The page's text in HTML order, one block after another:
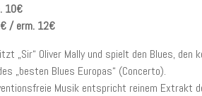
10€
/ erm. 12€
„Sir“ Oliver Mally und spielt den Blues,
„besten Blues Europas“ (Concerto).
Musik entspricht reinem Extrakt